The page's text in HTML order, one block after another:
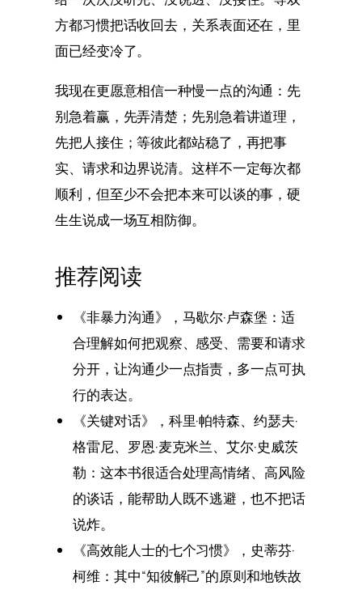
方都习惯把话收回去，关系表面还在，里
面已经变冷了。
我现在更愿意相信一种慢一点的沟通：先
别急着赢，先弄清楚；先别急着讲道理，
先把人接住；等彼此都站稳了，再把事
实、请求和边界说清。这样不一定每次都
顺利，但至少不会把本来可以谈的事，硬
生生说成一场互相防御。
推荐阅读
《非暴力沟通》，马歇尔·卢森堡：适
合理解如何把观察、感受、需要和请求
分开，让沟通少一点指责，多一点可执
行的表达。
《关键对话》，科里·帕特森、约瑟夫·
格雷尼、罗恩·麦克米兰、艾尔·史威茨
勒：这本书很适合处理高情绪、高风险
的谈话，能帮助人既不逃避，也不把话
说炸。
《高效能人士的七个习惯》，史蒂芬·
柯维：其中“知彼解己”的原则和地铁故